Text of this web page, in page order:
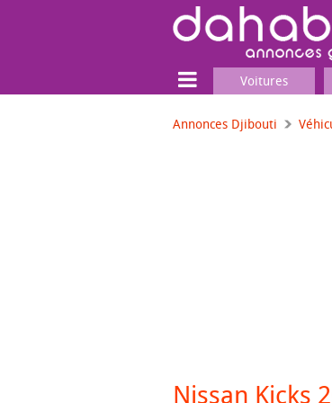
Voitures
Annonces Djibouti
Nissan Kicks